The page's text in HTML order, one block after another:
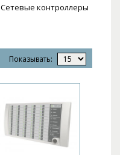
Сетевые контроллеры
Показывать: